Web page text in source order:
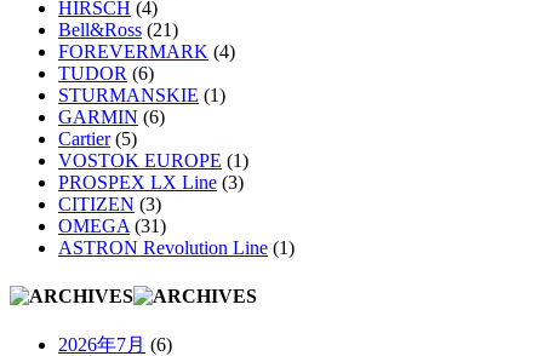
HIRSCH (4)
Bell&Ross (21)
FOREVERMARK (4)
TUDOR (6)
STURMANSKIE (1)
GARMIN (6)
Cartier(5)
VOSTOK EUROPE (1)
PROSPEX LX Line (3)
CITIZEN (3)
OMEGA (31)
ASTRON Revolution Line (1)
2026年7月 (6)